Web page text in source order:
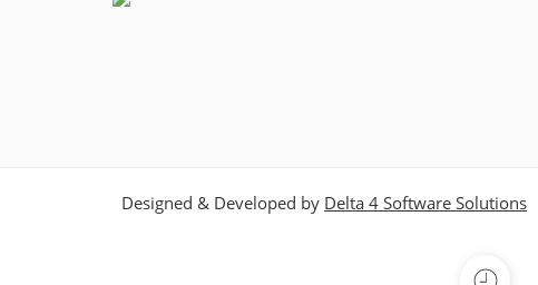
Designed & Developed by Delta 4 Software Solutions